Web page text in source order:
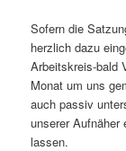
Sofern die
herzlich dazu
Arbeitskreis-bald
Monat um uns
auch passiv
unserer Aufnäher
lassen.